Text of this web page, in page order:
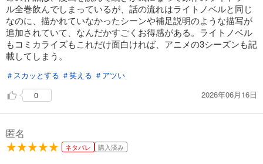
ル全巻飲んでしまっているが、話の流れはライトノベルと同じ
なのに、描かれていなかったシーンや補足説明のような描写が
追加されていて、なんだかすごくお得感がある。ライトノベル
もコミカライズもこれだけ面白ければ、アニメの3シーズンも記
載してしまう。
＃スカッとする ＃笑える ＃アツい
0
2026年06月16日
匿名
ネタバレ 購入済み